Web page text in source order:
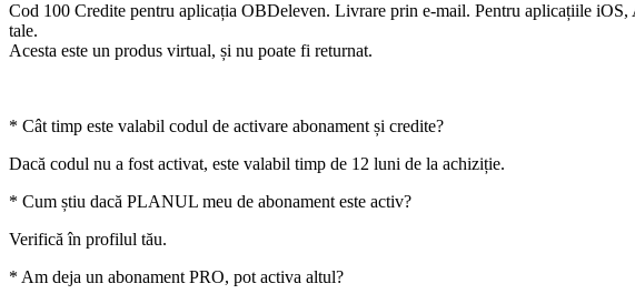
Cod 100 Credite pentru aplicația OBDeleven. Livrare prin e-mail. Pentru aplicațiile
tale.
Acesta este un produs virtual, și nu poate fi returnat.
* Cât timp este valabil codul de activare abonament și credite?
Dacă codul nu a fost activat, este valabil timp de 12 luni de la achiziție.
* Cum știu dacă PLANUL meu de abonament este activ?
Verifică în profilul tău.
* Am deja un abonament PRO, pot activa altul?